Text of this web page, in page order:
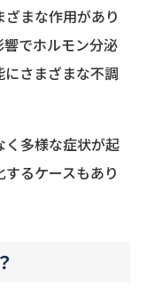
まな作用があり
でホルモン分泌
さまざまな不調
く多様な症状が起
るケースもあり